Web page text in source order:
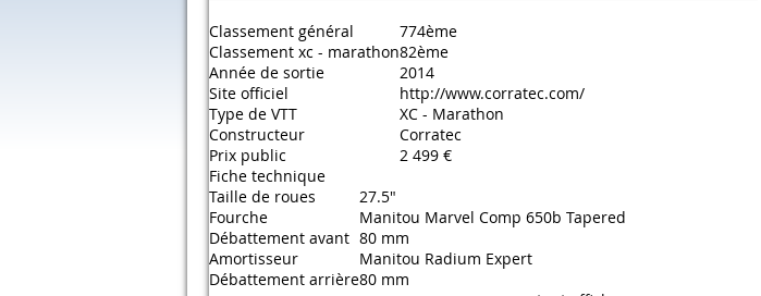
Classement général
774ème
Classement xc - marathon82ème
Année de sortie
2014
Site officiel
http://www.corratec.com/
Type de VTT
XC - Marathon
Constructeur
Corratec
Prix public
2 499 €
Fiche technique
Taille de roues
27.5"
Fourche
Manitou Marvel Comp 650b Tapered
Débattement avant 80 mm
Amortisseur
Manitou Radium Expert
Débattement arrière80 mm